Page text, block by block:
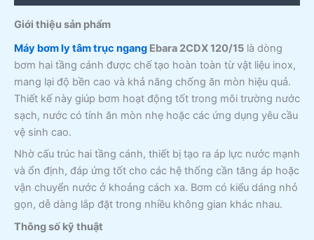
Giới thiệu sản phẩm
Máy bơm ly tâm trục ngang Ebara 2CDX 120/15 là dòng
bơm hai tầng cánh được chế tạo hoàn toàn từ vật liệu inox,
mang lại độ bền cao và khả năng chống ăn mòn hiệu quả.
Thiết kế này giúp bơm hoạt động tốt trong môi trường nước
sạch, nước có tính ăn mòn nhẹ hoặc các ứng dụng yêu cầu
vệ sinh cao.
Nhờ cấu trúc hai tầng cánh, thiết bị tạo ra áp lực nước mạnh
và ổn định, đáp ứng tốt cho các hệ thống cần tăng áp hoặc
vận chuyển nước ở khoảng cách xa. Bơm có kiểu dáng nhỏ
gọn, dễ dàng lắp đặt trong nhiều không gian khác nhau.
Thông số kỹ thuật